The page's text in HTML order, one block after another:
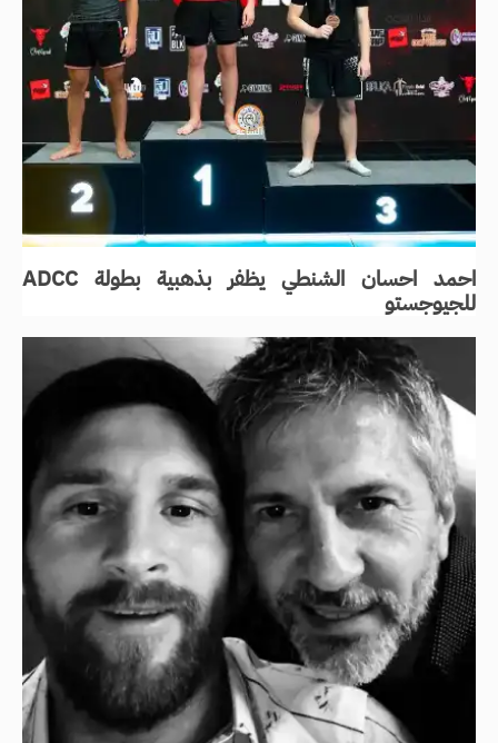
احمد احسان الشنطي يظفر بذهبية بطولة ADCC
للجيوجستو